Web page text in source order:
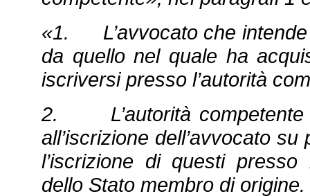
«1. L’avvocato che intende
da quello nel quale ha
iscriversi presso l’autorità
2. L’autorità competente
all’iscrizione dell’avvocato
l’iscrizione di questi
dello Stato membro di